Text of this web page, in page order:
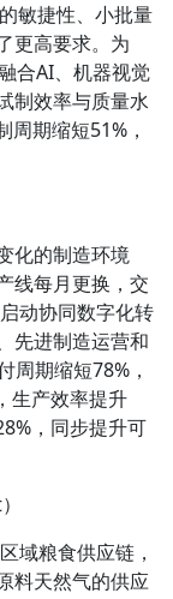
敏捷性、小批量
更高要求。为
合AI、机器视觉
制效率与质量水
期缩短51%，
化的制造环境
线每月更换，交
动协同数字化转
先进制造运营和
周期缩短78%，
生产效率提升
，同步提升可
域粮食供应链，
料天然气的供应